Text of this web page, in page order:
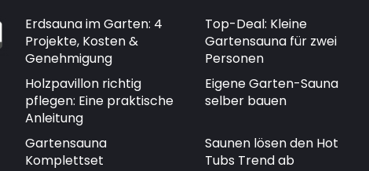
Erdsauna im Garten: 4
Projekte, Kosten &
Genehmigung
Top-Deal: Kleine
Gartensauna für zwei
Personen
Holzpavillon richtig
pflegen: Eine praktische
Anleitung
Eigene Garten-Sauna
selber bauen
Gartensauna
Komplettset
Saunen lösen den Hot
Tubs Trend ab